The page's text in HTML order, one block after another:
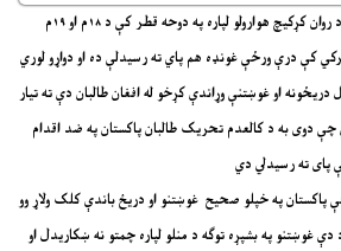
د پاکستان او افغان طالبانو ترمنځ د روان کړکیچ هوارولو لپاره په دوحه قطر کې د ۱۸م او ۱۹م
کې درې ورځې غونډه هم پاي ته رسیدلې ده او دواړو لوري
او غوښتنې وړاندې کړخو له افغان طالبان دې ته تیار
دوی به د کالعدم تحریک طالبان پاکستان په ضد اقدام
پای ته رسیدلي دي
پاکستان په خپلو صحیح غوښتنو او دریځ باندې کلک ولاړ وو
دې غوښتنو په بشپړه توګه د منلو لپاره چمتو نه ښکاریدل او